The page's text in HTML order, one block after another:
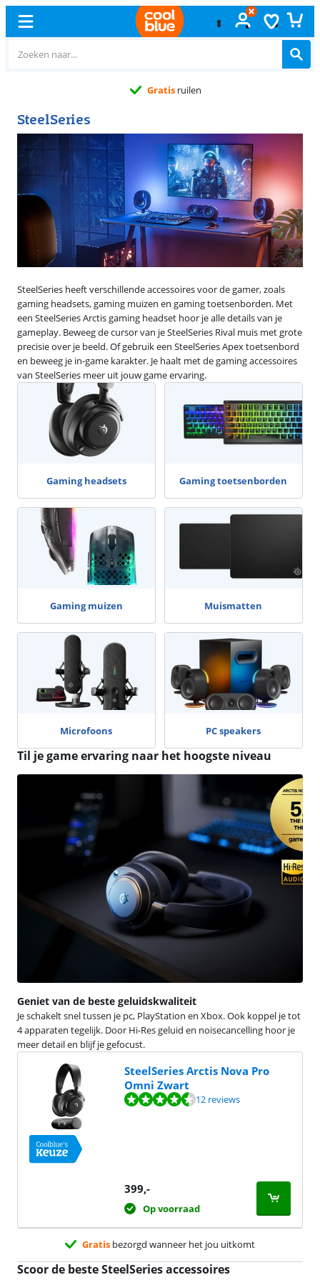
Gratis ruilen
SteelSeries
SteelSeries heeft verschillende accessoires voor de gamer, zoals
gaming headsets, gaming muizen en gaming toetsenborden. Met
een SteelSeries Arctis gaming headset hoor je alle details van je
gameplay. Beweeg de cursor van je SteelSeries Rival muis met grote
precisie over je beeld. Of gebruik een SteelSeries Apex toetsenbord
en beweeg je in-game karakter. Je haalt met de gaming accessoires
van SteelSeries meer uit jouw game ervaring.
Gaming headsets Gaming toetsenborden
Gaming muizen Muismatten
Microfoons PC speakers
Til je game ervaring naar het hoogste niveau
Geniet van de beste geluidskwaliteit
Je schakelt snel tussen je pc, PlayStation en Xbox. Ook koppel je tot
4 apparaten tegelijk. Door Hi-Res geluid en noisecancelling hoor je
meer detail en blijf je gefocust.
SteelSeries Arctis Nova Pro
Omni Zwart
Beoordeling is 9,3 van de 10, gebaseerd op 12 reviews.
12 reviews
399,-
Op voorraad
Gratis bezorgd wanneer het jou uitkomt
Scoor de beste SteelSeries accessoires